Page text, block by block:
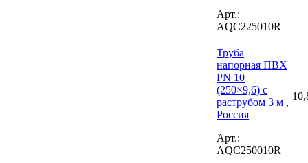
Арт.:
AQC225010R
Труба
напорная ПВХ
PN 10
(250×9,6) с
раструбом 3 м ,
Россия
Арт.:
AQC250010R